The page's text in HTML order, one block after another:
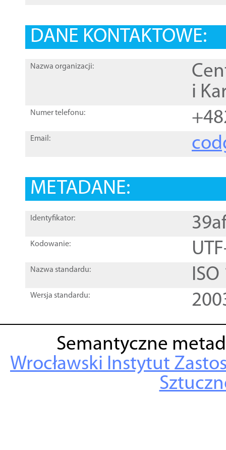
DANE KONTAKTOWE:
Nazwa organizacji:
i
Numer telefonu:
Email:
METADANE:
Identyfikator:
Kodowanie:
Nazwa standardu:
Wersja standardu:
Semantyczne
Wrocławski Instytut